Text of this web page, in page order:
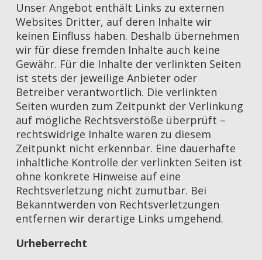
Unser Angebot enthält Links zu externen
Websites Dritter, auf deren Inhalte wir
keinen Einfluss haben. Deshalb übernehmen
wir für diese fremden Inhalte auch keine
Gewähr. Für die Inhalte der verlinkten Seiten
ist stets der jeweilige Anbieter oder
Betreiber verantwortlich. Die verlinkten
Seiten wurden zum Zeitpunkt der Verlinkung
auf mögliche Rechtsverstöße überprüft –
rechtswidrige Inhalte waren zu diesem
Zeitpunkt nicht erkennbar. Eine dauerhafte
inhaltliche Kontrolle der verlinkten Seiten ist
ohne konkrete Hinweise auf eine
Rechtsverletzung nicht zumutbar. Bei
Bekanntwerden von Rechtsverletzungen
entfernen wir derartige Links umgehend.
Urheberrecht